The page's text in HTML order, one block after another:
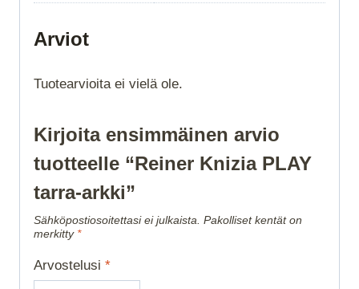
Arviot
Tuotearvioita ei vielä ole.
Kirjoita ensimmäinen arvio
tuotteelle “Reiner Knizia PLAY
tarra-arkki”
Sähköpostiosoitettasi ei julkaista. Pakolliset kentät on
merkitty *
Arvostelusi *